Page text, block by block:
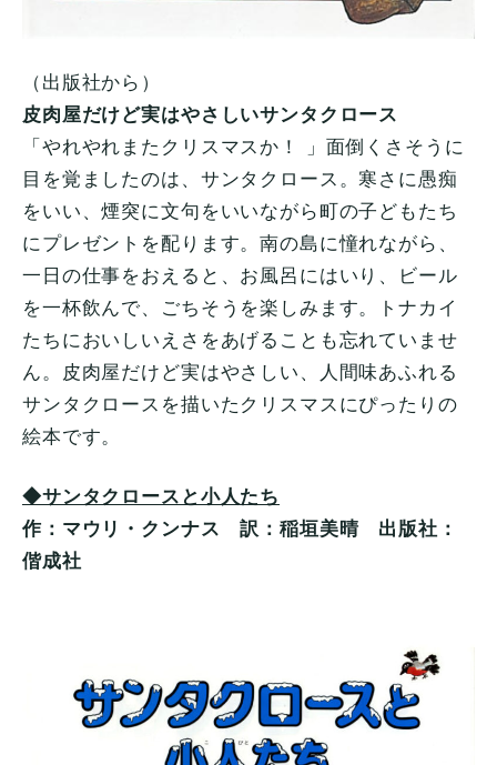
（出版社から）
皮肉屋だけど実はやさしいサンタクロース
「やれやれまたクリスマスか！ 」面倒くさそうに
目を覚ましたのは、サンタクロース。寒さに愚痴
をいい、煙突に文句をいいながら町の子どもたち
にプレゼントを配ります。南の島に憧れながら、
一日の仕事をおえると、お風呂にはいり、ビール
を一杯飲んで、ごちそうを楽しみます。トナカイ
たちにおいしいえさをあげることも忘れていませ
ん。皮肉屋だけど実はやさしい、人間味あふれる
サンタクロースを描いたクリスマスにぴったりの
絵本です。
◆サンタクロースと小人たち
作：マウリ・クンナス 訳：稲垣美晴 出版社：
偕成社